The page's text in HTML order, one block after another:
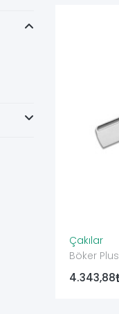
Çakılar
Böker
4.343,88